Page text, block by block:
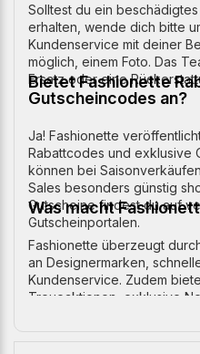
Solltest du ein
erhalten, wende dich bitte
Kundenservice mit deiner
möglich, einem Foto. Das
Ersatz oder eine
Bietet Fashionette
Gutscheincodes an?
Ja! Fashionette
Rabattcodes und exklusive
können bei
Sales besonders günstig
Gutscheine findest du auf
Gutscheinportalen.
Was macht
Fashionette überzeugt
an Designermarken,
Kundenservice. Zudem
Treueaktionen, exklusive
regelmäßige